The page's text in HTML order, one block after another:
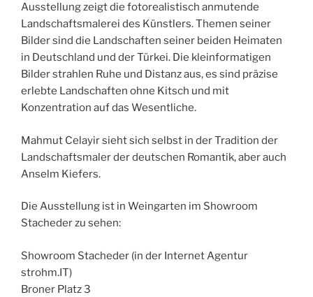
Ausstellung zeigt die fotorealistisch anmutende
Landschaftsmalerei des Künstlers. Themen seiner
Bilder sind die Landschaften seiner beiden Heimaten
in Deutschland und der Türkei. Die kleinformatigen
Bilder strahlen Ruhe und Distanz aus, es sind präzise
erlebte Landschaften ohne Kitsch und mit
Konzentration auf das Wesentliche.
Mahmut Celayir sieht sich selbst in der Tradition der
Landschaftsmaler der deutschen Romantik, aber auch
Anselm Kiefers.
Die Ausstellung ist in Weingarten im Showroom
Stacheder zu sehen:
Showroom Stacheder (in der Internet Agentur
strohm.IT)
Broner Platz 3